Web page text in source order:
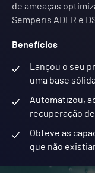
de ameaças
Semperis ADFR e
Benefícios
Lançou o seu
uma base sólida
Automatizou,
recuperação
Obteve as
que não